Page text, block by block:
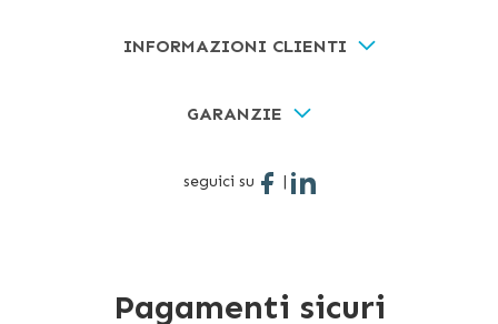
INFORMAZIONI CLIENTI
GARANZIE
seguici su |
Pagamenti sicuri